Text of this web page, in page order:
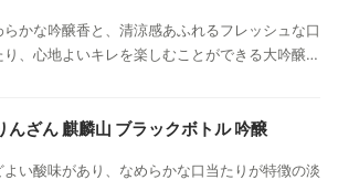
らかな吟醸香と、清涼感あふれるフレッシュな口
り、心地よいキレを楽しむことができる大吟醸で
んざん 麒麟山 ブラックボトル 吟醸
よい酸味があり、なめらかな口当たりが特徴の淡